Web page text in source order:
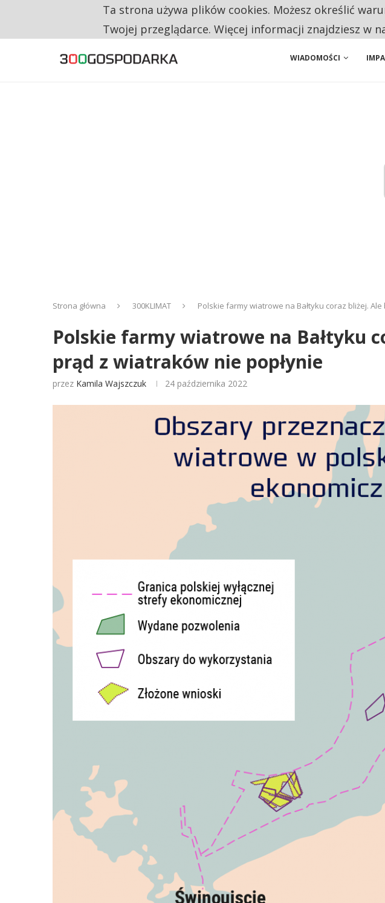
RESTRYKCJE CHIN UDERZAJĄ W EUROPEJSKI PRZEMYSŁ. NA LIŚCIE SĄ DWA
WIADOMOŚCI
Strona główna 300KLIMAT Polskie farmy wiatrowe na Bałtyku coraz bliżej.
Polskie farmy wiatrowe na Bałtyku
prąd z wiatraków nie popłynie
przez Kamila Wajszczuk 24 października 2022
Ta strona używa plików cookies. Możesz określić
Twojej przeglądarce. Więcej informacji znajdziesz w